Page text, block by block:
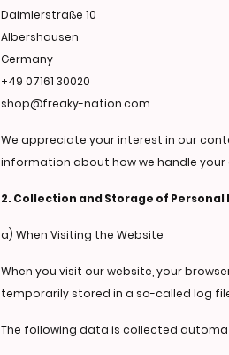
Daimlerstraße 10
Albershausen
Germany
+49 07161 30020
shop@freaky-nation.com
We appreciate your interest in our
information about how we handle your
2. Collection and Storage of Personal
a) When Visiting the Website
When you visit our website, your
temporarily stored in a so-called log
The following data is collected